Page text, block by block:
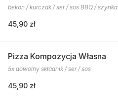
bekon / kurczak / ser / sos BBQ / szynka
45,90 zł
Pizza Kompozycja Własna
5x dowolny składnik / ser / sos
45,90 zł